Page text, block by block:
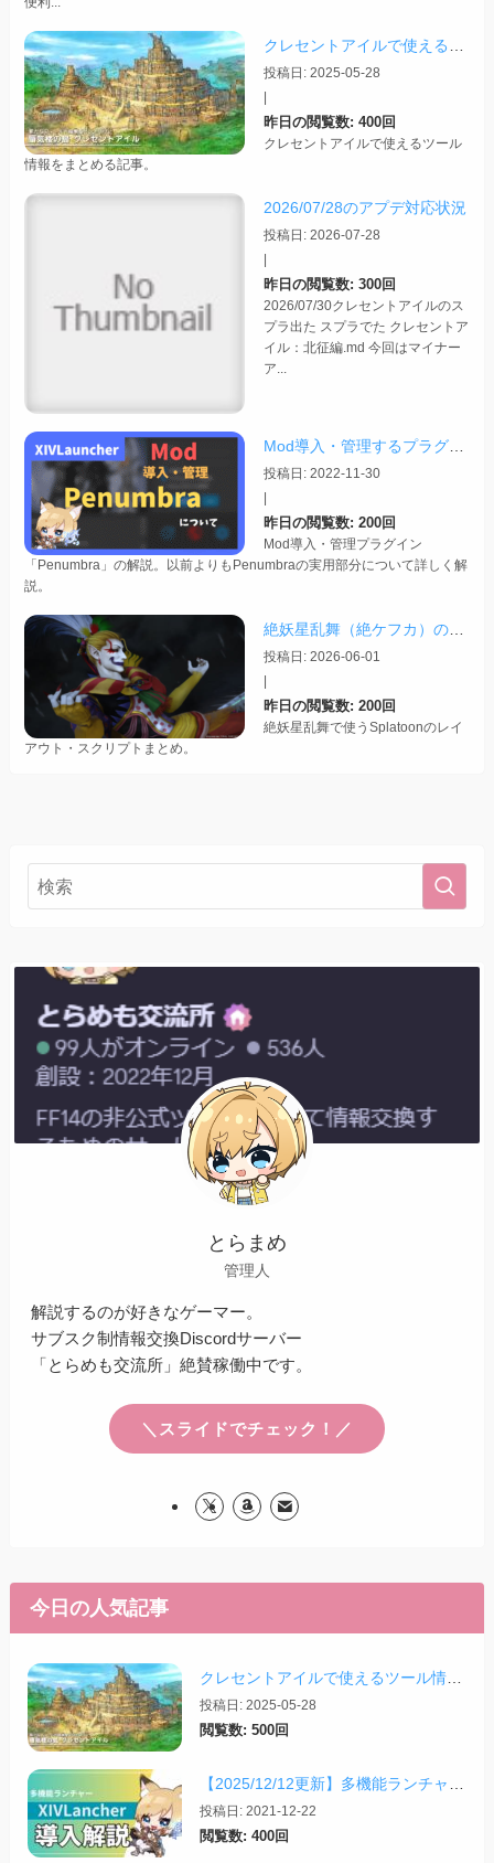
投稿日: 2025-05-28
|
昨日の閲覧数: 400回
クレセントアイルで使えるツール
情報をまとめる記事。
2026/07/28のアプデ対応状況
投稿日: 2026-07-28
|
昨日の閲覧数: 300回
2026/07/30クレセントアイルのス
プラ出た スプラでた クレセントア
イル：北征編.md 今回はマイナー
ア...
Mod導入・管理するプラグイン「Penumbra」について
投稿日: 2022-11-30
|
昨日の閲覧数: 200回
Mod導入・管理プラグイン
「Penumbra」の解説。以前よりもPenumbraの実用部分について詳しく解
説。
絶妖星乱舞（絶ケフカ）のSplatoonレイアウト・スクリプトまとめ
投稿日: 2026-06-01
昨日の閲覧数: 200回
絶妖星乱舞で使うSplatoonのレイ
アウト・スクリプトまとめ。
とらまめ
管理人
解説するのが好きなゲーマー。
サブスク制情報交換Discordサーバー
「とらめも交流所」絶賛稼働中です。
＼スライドでチェック！／
今日の人気記事
投稿日: 2025-05-28
閲覧数: 500回
投稿日: 2021-12-22
閲覧数: 400回